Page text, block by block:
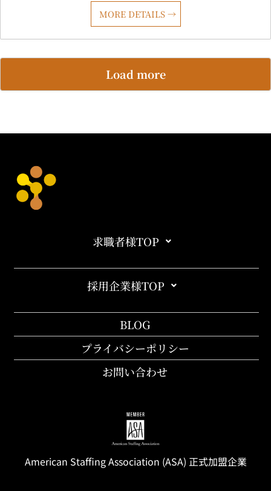
MORE DETAILS
Load more
求職者様TOP
採用企業様TOP
BLOG
プライバシーポリシー
お問い合わせ
American StaffingAssociation (ASA) 正式加盟企業